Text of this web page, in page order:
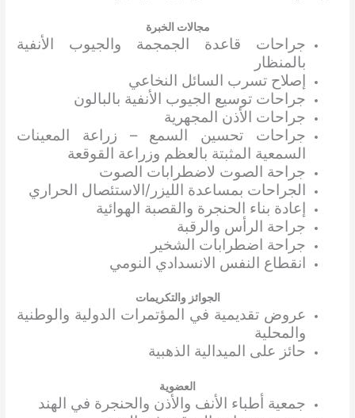
مجالات الخبرة
جراحات قاعدة الجمجمة والجيوب الأنفية
بالمنظار
إصلاح تسرب السائل النخاعي
جراحات توسيع الجيوب الأنفية بالبالون
جراحات الأذن المجهرية
جراحات تحسين السمع – زراعة المعينات
السمعية المثبتة بالعظم وزراعة القوقعة
جراحة الصوت لاضطرابات الصوت
الجراحات بمساعدة الليزر/الاستئصال الحراري
إعادة بناء الحنجرة والقصبة الهوائية
جراحة الرأس والرقبة
جراحة اضطرابات الشخير
انقطاع النفس الانسدادي النومي
الجوائز والتكريمات
عروض تقديمية في المؤتمرات الدولية والوطنية
والمحلية
حائز على الميدالية الذهبية
العضوية
جمعية أطباء الأنف والأذن والحنجرة في الهند